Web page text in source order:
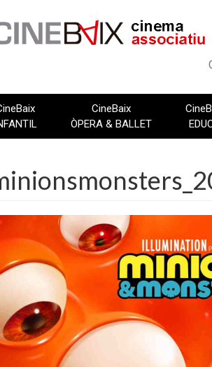
CineBaix
ÒPERA & BALLET